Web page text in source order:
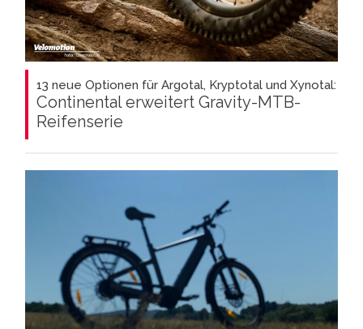
13 neue Optionen für Argotal, Kryptotal und Xynotal:
Continental erweitert Gravity-MTB-
Reifenserie